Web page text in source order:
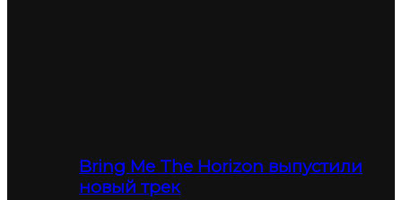
Bring Me The Horizon выпустили
новый трек